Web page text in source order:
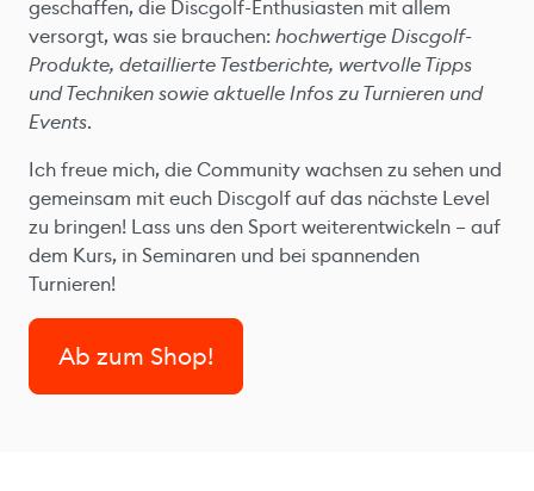
geschaffen, die Discgolf-Enthusiasten mit allem
versorgt, was sie brauchen:hochwertige Discgolf-
Produkte, detaillierte Testberichte, wertvolle Tipps
und Techniken sowie aktuelle Infos zu Turnieren und
Events.
Ich freue mich, die Community wachsen zu sehen und
gemeinsam mit euch Discgolf auf das nächste Level
zu bringen! Lass uns den Sport weiterentwickeln – auf
dem Kurs, in Seminaren und bei spannenden
Turnieren!
Ab zum Shop!